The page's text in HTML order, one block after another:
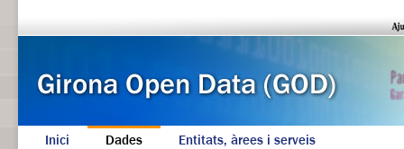
Inici Dades Entitats, àrees i serveis